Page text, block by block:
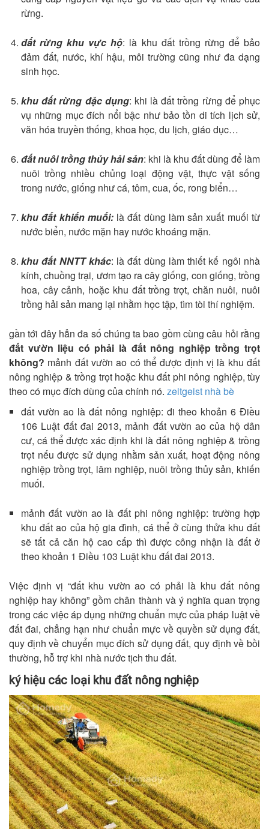
rừng.
đất rừng khu vực hộ: là khu đất trồng rừng để bảo
đảm đất, nước, khí hậu, môi trường cũng như đa dạng
sinh học.
khu đất rừng đặc dụng: khi là đất trồng rừng để phục
vụ những mục đích nổi bậc như bảo tồn di tích lịch sử,
văn hóa truyền thống, khoa học, du lịch, giáo dục…
đất nuôi trồng thủy hải sản: khi là khu đất dùng để làm
nuôi trồng nhiều chủng loại động vật, thực vật sống
trong nước, giống như cá, tôm, cua, ốc, rong biển…
khu đất khiến muối:là đất dùng làm sản xuất muối từ
nước biển, nước mặn hay nước khoáng mặn.
khu đất NNTT khác: là đất dùng làm thiết kế ngôi nhà
kính, chuồng trại, ươm tạo ra cây giống, con giống, trồng
hoa, cây cảnh, hoặc khu đất trồng trọt, chăn nuôi, nuôi
trồng hải sản mang lại nhằm học tập, tìm tòi thí nghiệm.
gần tới đây hẳn đa số chúng ta bao gồm cùng câu hỏi rằng
đất vườn liệu có phải là đất nông nghiệp trồng trọt
không? mảnh đất vườn ao có thể được định vị là khu đất
nông nghiệp & trồng trọt hoặc khu đất phi nông nghiệp, tùy
theo có mục đích dùng của chính nó. zeitgeist nhà bè
đất vườn ao là đất nông nghiệp: đi theo khoản 6 Điều
106 Luật đất đai 2013, mảnh đất vườn ao của hộ dân
cư, cá thể được xác định khi là đất nông nghiệp & trồng
trọt nếu được sử dụng nhằm sản xuất, hoạt động nông
nghiệp trồng trọt, lâm nghiệp, nuôi trồng thủy sản, khiến
muối.
mảnh đất vườn ao là đất phi nông nghiệp: trường hợp
khu đất ao của hộ gia đình, cá thể ở cùng thửa khu đất
sẽ tất cả căn hộ cao cấp thì được công nhận là đất ở
theo khoản 1 Điều 103 Luật khu đất đai 2013.
Việc định vị “đất khu vườn ao có phải là khu đất nông
nghiệp hay không” gồm chân thành và ý nghĩa quan trọng
trong các việc áp dụng những chuẩn mực của pháp luật về
đất đai, chẳng hạn như chuẩn mực về quyền sử dụng đất,
quy định về chuyển mục đích sử dụng đất, quy định về bồi
thường, hỗ trợ khi nhà nước tịch thu đất.
ký hiệu các loại khu đất nông nghiệp